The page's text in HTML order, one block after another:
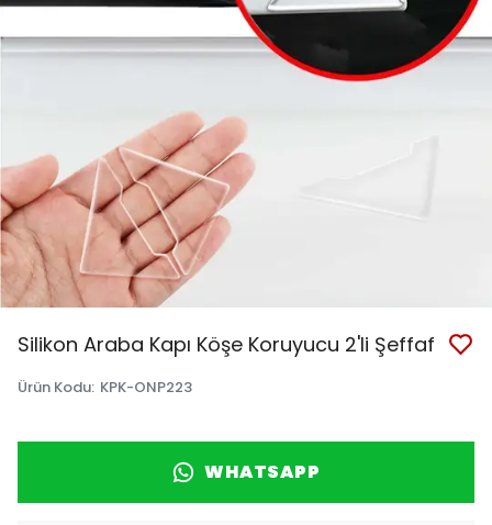
Silikon Araba Kapı Köşe Koruyucu 2'li Şeffaf
Ürün Kodu: KPK-ONP223
WHATSAPP